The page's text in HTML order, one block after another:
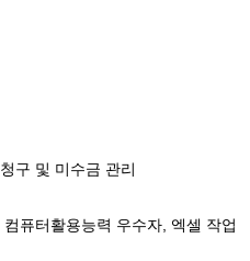
구 및 미수금 관리
퓨터활용능력 우수자, 엑셀 작업